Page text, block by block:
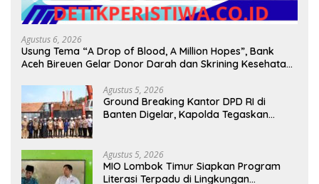
Agustus 6, 2026
Usung Tema “A Drop of Blood, A Million Hopes”, Bank
Aceh Bireuen Gelar Donor Darah dan Skrining Kesehatan
Agustus 5, 2026
Ground Breaking Kantor DPD RI di
Banten Digelar, Kapolda Tegaskan
Agustus 5, 2026
MIO Lombok Timur Siapkan Program
Literasi Terpadu di Lingkungan